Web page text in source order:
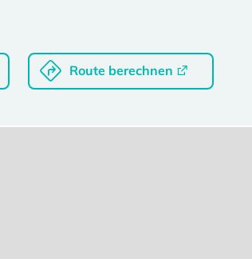
Route berechnen